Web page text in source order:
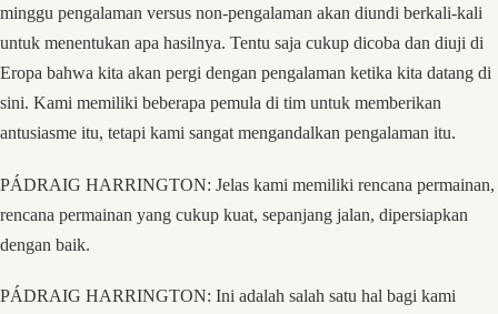
minggu pengalaman versus non-pengalaman akan diundi berkali-kali
untuk menentukan apa hasilnya. Tentu saja cukup dicoba dan diuji di
Eropa bahwa kita akan pergi dengan pengalaman ketika kita datang di
sini. Kami memiliki beberapa pemula di tim untuk memberikan
antusiasme itu, tetapi kami sangat mengandalkan pengalaman itu.
PÁDRAIG HARRINGTON: Jelas kami memiliki rencana permainan,
rencana permainan yang cukup kuat, sepanjang jalan, dipersiapkan
dengan baik.
PÁDRAIG HARRINGTON: Ini adalah salah satu hal bagi kami